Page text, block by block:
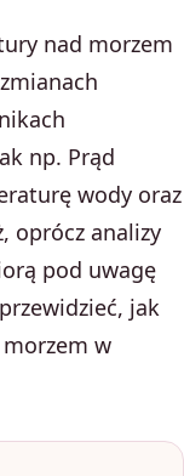
nad morzem
np. Prąd
wody oraz
oprócz analizy
pod uwagę
jak
w